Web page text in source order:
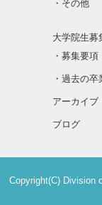
・その他
大学院生募
・募集要項
・過去の卒
アーカイブ
ブログ
Copyright(C) Division